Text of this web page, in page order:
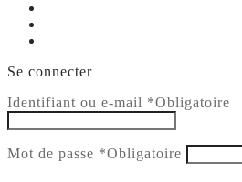
Se connecter
Identifiant ou e-mail *Obligatoire
Mot de passe *Obligatoire